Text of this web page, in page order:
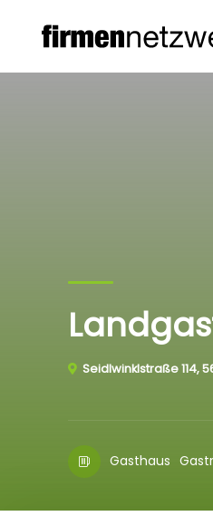
Seidlwinklstraße 114,
Gasthaus